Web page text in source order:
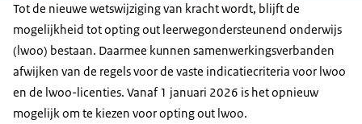
Tot de nieuwe wetswijziging van kracht wordt, blijft de
mogelijkheid tot opting out leerwegondersteunend onderwijs
(lwoo) bestaan. Daarmee kunnen samenwerkingsverbanden
afwijken van de regels voor de vaste indicatiecriteria voor lwoo
en de lwoo-licenties. Vanaf 1 januari 2026 is het opnieuw
mogelijk om te kiezen voor opting out lwoo.